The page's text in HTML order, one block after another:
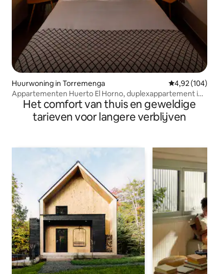
Huurwoning in Torremenga Gemiddelde
4,92 (104)
Appartementen Huerto El Horno, duplexappartement in
La...Het comfort van thuis en geweldige
tarieven voor langere verblijven